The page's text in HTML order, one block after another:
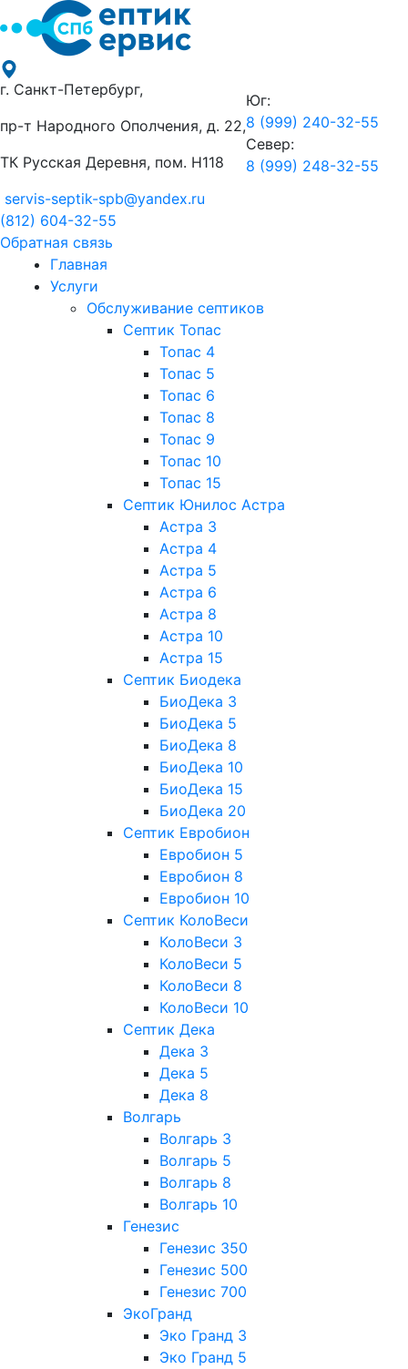
г. Санкт-Петербург,
пр-т Народного Ополчения, д. 22,
ТК Русская Деревня, пом. Н118
servis-septik-spb@yandex.ru
Юг:
8 (999) 240-32-55
Север:
8 (999) 248-32-55
(812) 604-32-55
Обратная связь
Главная
Услуги
Обслуживание септиков
Септик Топас
Топас 4
Топас 5
Топас 6
Топас 8
Топас 9
Топас 10
Топас 15
Септик Юнилос Астра
Астра 3
Астра 4
Астра 5
Астра 6
Астра 8
Астра 10
Астра 15
Септик Биодека
БиоДека 3
БиоДека 5
БиоДека 8
БиоДека 10
БиоДека 15
БиоДека 20
Септик Евробион
Евробион 5
Евробион 8
Евробион 10
Септик КолоВеси
КолоВеси 3
КолоВеси 5
КолоВеси 8
КолоВеси 10
Септик Дека
Дека 3
Дека 5
Дека 8
Волгарь
Волгарь 3
Волгарь 5
Волгарь 8
Волгарь 10
Генезис
Генезис 350
Генезис 500
Генезис 700
ЭкоГранд
Эко Гранд 3
Эко Гранд 5